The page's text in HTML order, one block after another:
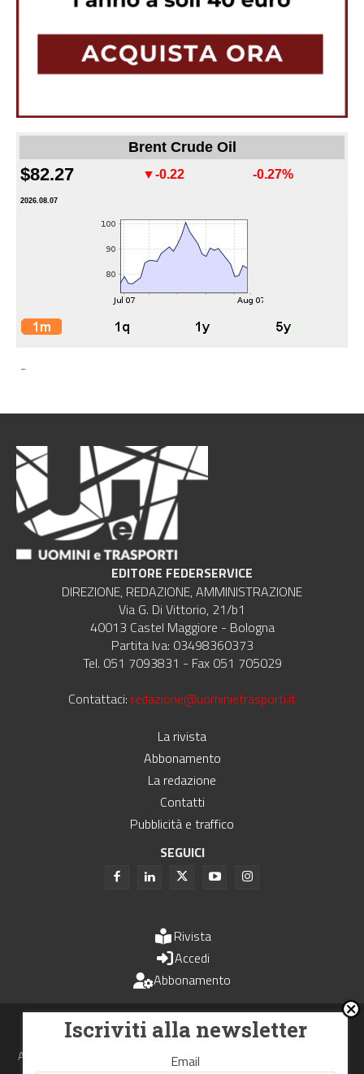
Brent Crude Oil
$82.27 ▼-0.22 -0.27%
2026.08.07
-
EDITORE FEDERSERVICE
DIREZIONE, REDAZIONE, AMMINISTRAZIONE
Via G. Di Vittorio, 21/b1
40013 Castel Maggiore - Bologna
Partita Iva: 03498360373
Tel. 051 7093831 - Fax 051 705029
Contattaci: redazione@uominietrasporti.it
La rivista
Abbonamento
La redazione
Contatti
Pubblicità e traffico
SEGUICI
Rivista
Accedi
Abbonamento
Uomini e Trasporti è un periodico associato all'Unione Stampa
Periodica Italiana - USPI
Autorizzazione del Tribunale di Bologna N.4993 del 15 giugno 1982
Iscriviti alla newsletter
Email